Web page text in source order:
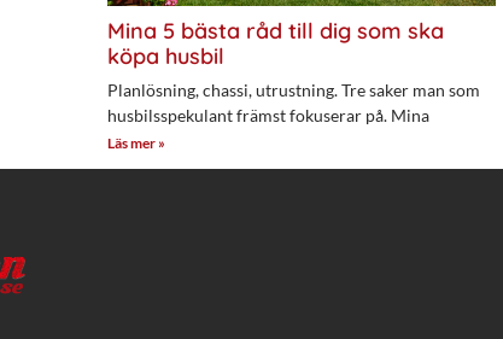
Mina 5 bästa råd till dig som ska
köpa husbil
Planlösning, chassi, utrustning. Tre saker man som
husbilsspekulant främst fokuserar på. Mina
Läs mer »